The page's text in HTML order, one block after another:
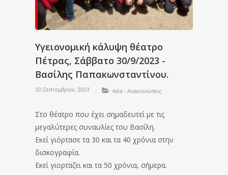
Υγειονομική κάλυψη θέατρο
Πέτρας, Σάββατο 30/9/2023 -
Βασίλης Παπακωνσταντίνου.
30 Σεπτεμβρίου, 2023 Νέα - Ανακοινώσεις
Στο θέατρο που έχει σημαδευτεί με τις
μεγαλύτερες συναυλίες του Βασίλη.
Εκεί γιόρτασε τα 30 και τα 40 χρόνια στην
δισκογραφία.
Εκεί γιορταζει και τα 50 χρόνια, σήμερα.